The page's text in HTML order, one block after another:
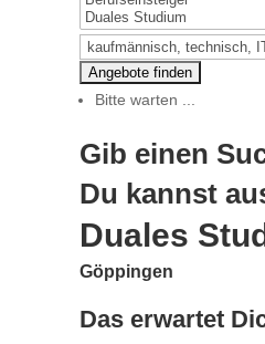
Bitte warten ...
Gib einen
Du kannst
Duales
Göppingen
Das erwartet